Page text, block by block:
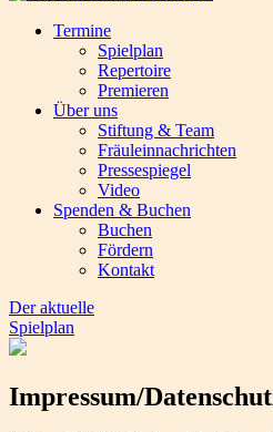
Termine
Spielplan
Repertoire
Premieren
Über uns
Stiftung & Team
Fräuleinnachrichten
Pressespiegel
Video
Spenden & Buchen
Buchen
Fördern
Kontakt
Der aktuelle
Spielplan
Impressum/